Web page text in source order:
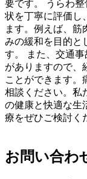
要です。 うらわ
状を丁寧に評価し
ます。例えば、筋
みの緩和を目的と
す。 また、交通
がありますので、
ことができます。
相談ください。私
の健康と快適な生
療をぜひご検討く
お問い合わ